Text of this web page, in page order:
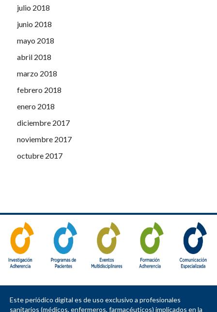
julio 2018
junio 2018
mayo 2018
abril 2018
marzo 2018
febrero 2018
enero 2018
diciembre 2017
noviembre 2017
octubre 2017
Este periódico digital es de uso exclusivo a profesionales
sanitarios (médicos, enfermeros, farmacéuticos) implicados en la